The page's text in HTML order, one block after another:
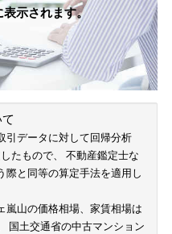
表示されます。
引データに対して回帰分析
たもので、 不動産鑑定士な
際と同等の算定手法を適用し
嵐山の価格相場、家賃相場は
国土交通省の中古マンション